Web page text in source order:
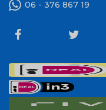
06 - 376 867 19